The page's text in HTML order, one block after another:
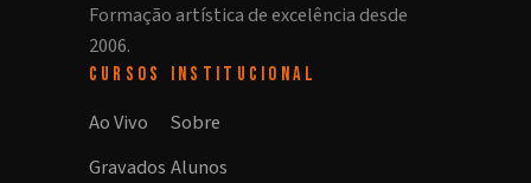
Formação artística de excelência desde
2006.
CURSOS
Ao Vivo
Gravados
INSTITUCIONAL
Sobre
Alunos